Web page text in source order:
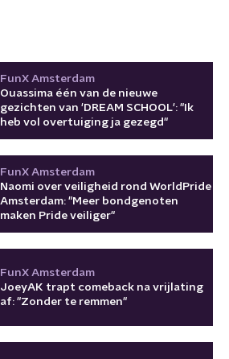
FunX Amsterdam
Ouassima één van de nieuwe
gezichten van 'DREAM SCHOOL': "Ik
heb vol overtuiging ja gezegd"
FunX Amsterdam
Naomi over veiligheid rond WorldPride
Amsterdam: "Meer bondgenoten
maken Pride veiliger"
FunX Amsterdam
JoeyAK trapt comeback na vrijlating
af: "Zonder te remmen"